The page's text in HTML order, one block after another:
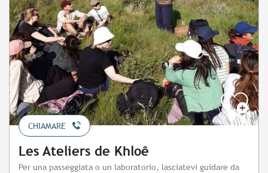
CHIAMARE
Les Ateliers de Khloê
Per una passeggiata o un laboratorio, lasciatevi guidare da